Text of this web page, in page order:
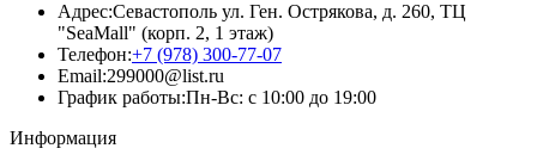
Адрес:Севастополь ул. Ген. Острякова, д. 260, ТЦ
"SeaMall" (корп. 2, 1 этаж)
Телефон:+7 (978) 300-77-07
Email:299000@list.ru
График работы:Пн-Вс: с 10:00 до 19:00
Информация